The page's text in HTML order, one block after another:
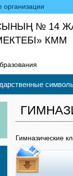
№ 14
КММ
Гимназические